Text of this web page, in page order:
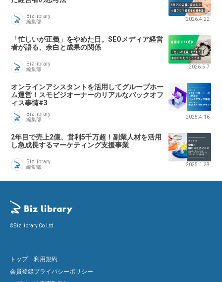
Biz library
編集部
2026.4.22
「忙しいが正義」をやめた日。SEOメディア経営
者が語る、余白と成果の関係
Biz library
編集部
2026.5.7
オンラインアシスタントを活用してグループホー
ム運営！スモビジオーナーのリアルなバックオフ
ィス事情#3
Biz library
編集部
2025.4.16
2年目で売上2億、営利5千万超！副業人材を活用
し急成長するマーケティング支援事業
Biz library
編集部
2025.1.28
©Biz library Co.Ltd.
トップ
会員登録
利用規約
プライバシーポリシー